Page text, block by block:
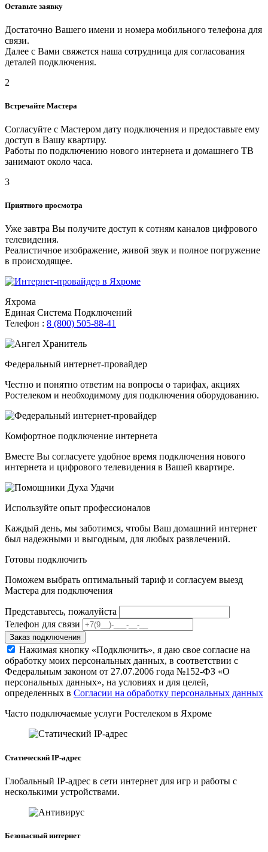
Оставьте заявку
Достаточно Вашего имени и номера мобильного телефона для
связи.
Далее с Вами свяжется наша сотрудница для согласования
деталей подключения.
2
Встречайте Мастера
Согласуйте с Мастером дату подключения и предоставьте ему
доступ в Вашу квартиру.
Работы по подключению нового интернета и домашнего ТВ
занимают около часа.
3
Приятного просмотра
Уже завтра Вы получите доступ к сотням каналов цифрового
телевидения.
Реалистичное изображение, живой звук и полное погружение
в происходящее.
Яхрома
Единая Система Подключений
Телефон : 8 (800) 505-88-41
Федеральный интернет-провайдер
Честно и понятно ответим на вопросы о тарифах, акциях
Ростелеком и необходимому для подключения оборудованию.
Комфортное подключение интернета
Вместе Вы согласуете удобное время подключения нового
интернета и цифрового телевидения в Вашей квартире.
Используйте опыт профессионалов
Каждый день, мы заботимся, чтобы Ваш домашний интернет
был надежными и выгодным, для любых развлечений.
Готовы подключить
Поможем выбрать оптимальный тариф и согласуем выезд
Мастера для подключения
Представьтесь, пожалуйста
Телефон для связи
Заказ подключения
Нажимая кнопку «Подключить», я даю свое согласие на
обработку моих персональных данных, в соответствии с
Федеральным законом от 27.07.2006 года №152-ФЗ «О
персональных данных», на условиях и для целей,
определенных в Согласии на обработку персональных данных
Часто подключаемые услуги Ростелеком в Яхроме
Статический IP-адрес
Глобальный IP-адрес в сети интернет для игр и работы с
несколькими устройствами.
Безопасный интернет